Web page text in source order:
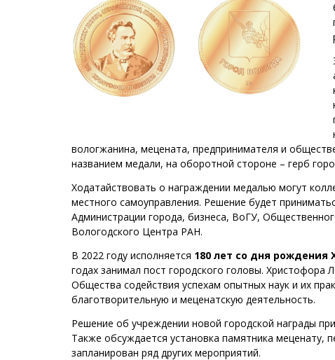
вологжанина, мецената, предпринимателя и
названием медали, на оборотной стороне – герб
Ходатайствовать о награждении медалью могут
местного самоуправления. Решение будет
Администрации города, бизнеса, ВоГУ,
Вологодского Центра РАН.
В 2022 году исполняется 180 лет со дня
годах занимал пост городского головы.
Общества содействия успехам опытных наук и их
благотворительную и меценатскую деятельность.
Решение об учреждении новой городской награды
Также обсуждается установка памятника меценату,
запланирован ряд других мероприятий.